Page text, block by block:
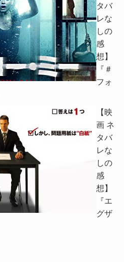
タバ
レな
しの
感
想】
『＃
フォ
【映
画 ネ
タバ
レな
しの
感
想】
『エ
グザ